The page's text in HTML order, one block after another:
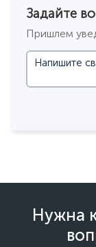
Задайте
Пришлем
Нужна